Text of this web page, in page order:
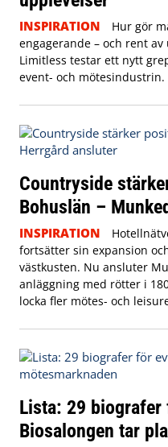
INSPIRATION
Hur gör
engagerande – och rent
Limitless testar ett nytt
event- och mötesindustrin.
Countryside
Bohuslän –
INSPIRATION
fortsätter sin expansion
västkusten. Nu ansluter
anläggning med rötter i
locka fler mötes- och
Lista: 29 biografer
Biosalongen tar